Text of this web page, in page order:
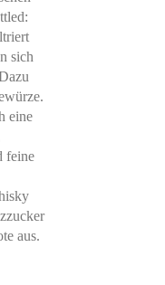
sich
eine
feine
aus.